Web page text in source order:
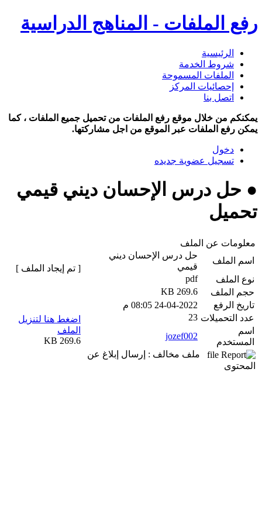
رفع الملفات - المناهج الدراسية
الرئيسية
شروط الخدمة
الملفات المسموحة
إحصائيات المركز
اتصل بنا
يمكنكم من خلال موقع رفع الملفات من تحميل جميع الملفات ، كما
يمكن رفع الملفات عبر الموقع من اجل مشاركتها.
دخول
تسجيل عضوية جديده
● حل درس الإحسان ديني قيمي
تحميل
معلومات عن الملف
اسم الملف
حل درس الإحسان ديني
قيمي
نوع الملف
pdf
حجم الملف
269.6 KB
تاريخ الرفع
24-04-2022 08:05 م
عدد التحميلات 23
اسم
المستخدم
jozef002
ملف مخالف : إرسال إبلاغ عن
المحتوى
[ تم إيجاد الملف ]
اضغط هنا لتنزيل
الملف
269.6 KB